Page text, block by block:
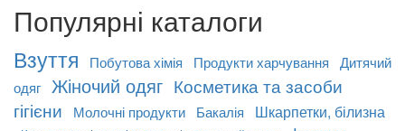
Популярні каталоги
Взуття Побутова хімія Продукти харчування
Дитячий
одяг Жіночий одяг Косметика та засоби
гігієни
Молочні продукти Бакалія Шкарпетки, білизна